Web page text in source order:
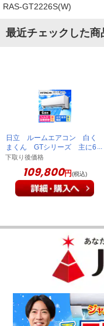
凍結洗浄
とても助かります。
良く冷えま
別に日立のエアコンを
れるのが楽です。
今年の夏
RAS-GT2226S(W)
最近チェックした商
日立 ルームエアコン 白く
まくん GTシリーズ 主に6
畳 スターホワイト RAS-
GT2226S(W)
下取り後価格
109,800円(税込)